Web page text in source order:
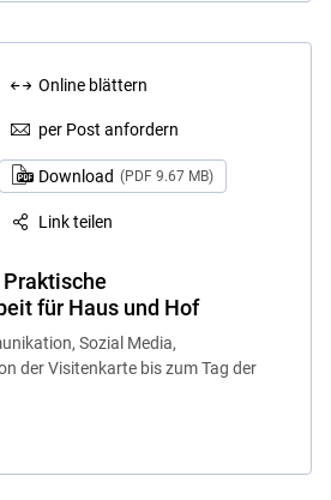
Online blättern
per Post anfordern
Download (PDF 9.67 MB)
Link teilen
für Haus und Hof
Sozial Media,
der Visitenkarte bis zum Tag der